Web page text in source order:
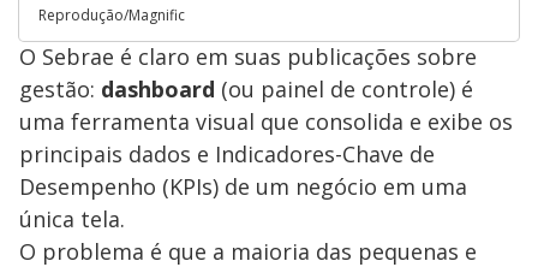
Reprodução/Magnific
O Sebrae é claro em suas publicações sobre
gestão: dashboard (ou painel de controle) é
uma ferramenta visual que consolida e exibe os
principais dados e Indicadores-Chave de
Desempenho (KPIs) de um negócio em uma
única tela.
O problema é que a maioria das pequenas e